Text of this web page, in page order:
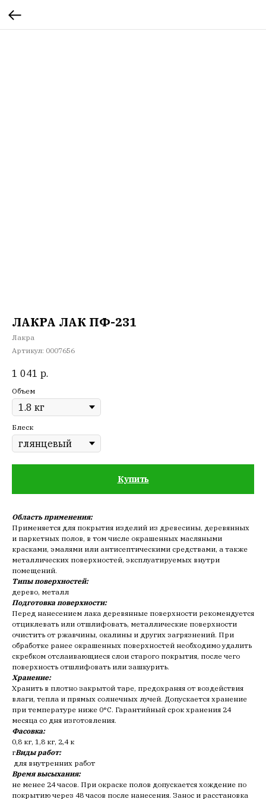
ЛАКРА ЛАК ПФ-231
Лакра
Артикул: 0007656
1 041 р.
Объем
Блеск
Купить
Область применения:
Применяется для покрытия изделий из древесины, деревянных
и паркетных полов, в том числе окрашенных масляными
красками, эмалями или антисептическими средствами, а также
металлических поверхностей, эксплуатируемых внутри
помещений.
Типы поверхностей:
дерево, металл
Подготовка поверхности:
Перед нанесением лака деревянные поверхности рекомендуется
отциклевать или отшлифовать, металлические поверхности
очистить от ржавчины, окалины и других загрязнений. При
обработке ранее окрашенных поверхностей необходимо удалить
скребком отслаивающиеся слои старого покрытия, после чего
поверхность отшлифовать или зашкурить.
Хранение:
Хранить в плотно закрытой таре, предохраняя от воздействия
влаги, тепла и прямых солнечных лучей. Допускается хранение
при температуре ниже 0°С. Гарантийный срок хранения 24
месяца со дня изготовления.
Фасовка:
0,8 кг, 1,8 кг, 2,4 к
гВиды работ:
для внутренних работ
Время высыхания:
не менее 24 часов. При окраске полов допускается хождение по
покрытию через 48 часов после нанесения. Занос и расстановка